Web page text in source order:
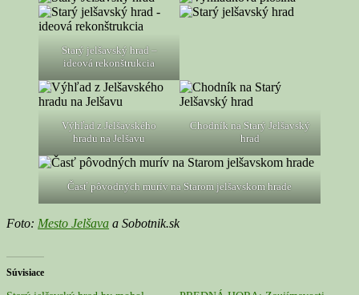
Starý jelšavský hrad –
ideová rekonštrukcia
Výhľad z Jelšavského
hradu na Jelšavu
Chodník na Starý Jelšavský
hrad
Časť pôvodných murív na Starom jelšavskom hrade
Foto: Mesto Jelšava a Sobotnik.sk
Súvisiace